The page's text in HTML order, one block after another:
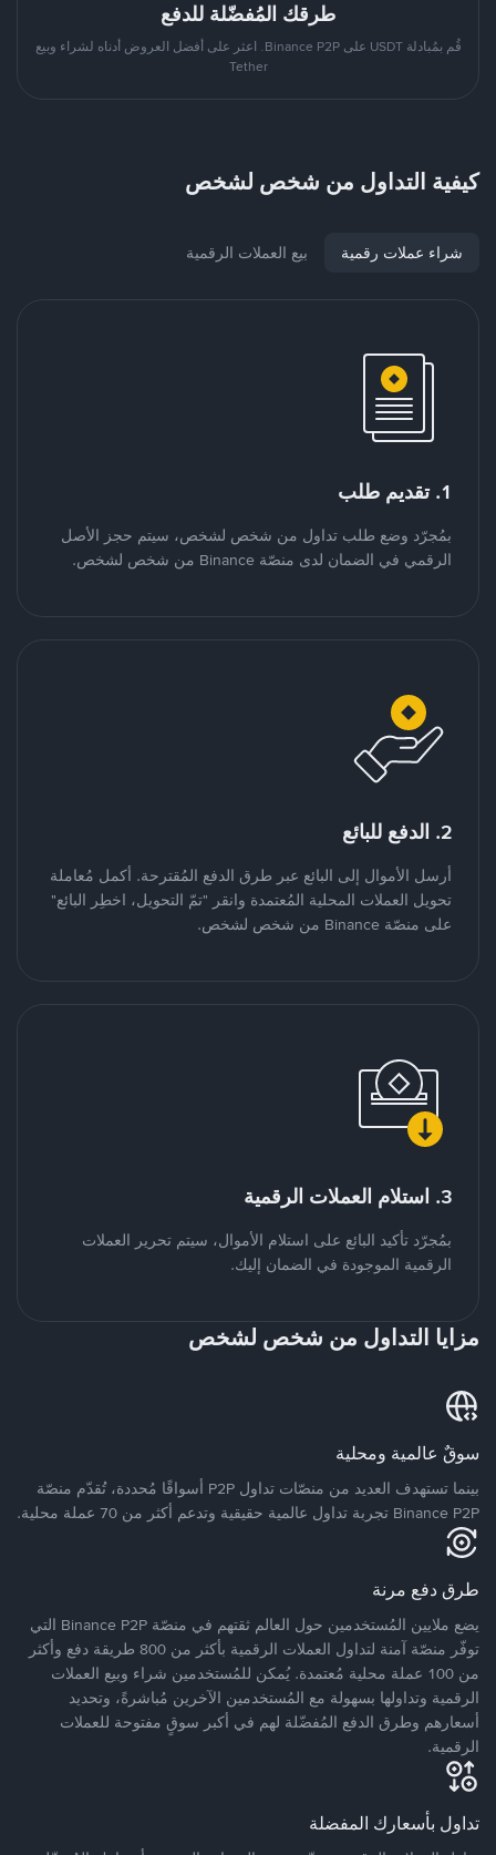
طرقك المُفضّلة للدفع
قُم بمُبادلة USDT على Binance P2P. اعثر على أفضل العروض أدناه لشراء وبيع
Tether
كيفية التداول من شخص لشخص
شراء عملات رقمية بيع العملات الرقمية
1. تقديم طلب
بمُجرّد وضع طلب تداول من شخص لشخص، سيتم حجز الأصل
الرقمي في الضمان لدى منصّة Binance من شخص لشخص.
2. الدفع للبائع
أرسل الأموال إلى البائع عبر طرق الدفع المُقترحة. أكمل مُعاملة
تحويل العملات المحلية المُعتمدة وانقر "تمّ التحويل، اخطِر البائع"
على منصّة Binance من شخص لشخص.
3. استلام العملات الرقمية
بمُجرّد تأكيد البائع على استلام الأموال، سيتم تحرير العملات
الرقمية الموجودة في الضمان إليك.
مزايا التداول من شخص لشخص
سوقٌ عالمية ومحلية
بينما تستهدف العديد من منصّات تداول P2P أسواقًا مُحددة، تُقدّم منصّة
Binance P2P تجربة تداول عالمية حقيقية وتدعم أكثر من 70 عملة محلية.
طرق دفع مرنة
يضع ملايين المُستخدمين حول العالم ثقتهم في منصّة Binance P2P التي
توفّر منصّة آمنة لتداول العملات الرقمية بأكثر من 800 طريقة دفع وأكثر
من 100 عملة محلية مُعتمدة. يُمكن للمُستخدمين شراء وبيع العملات
الرقمية وتداولها بسهولة مع المُستخدمين الآخرين مُباشرةً، وتحديد
أسعارهم وطرق الدفع المُفضّلة لهم في أكبر سوقٍ مفتوحة للعملات
الرقمية.
تداول بأسعارك المفضلة